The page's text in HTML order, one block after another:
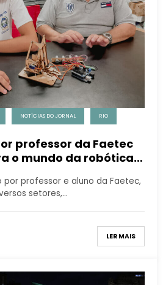
NOTÍCIAS DO JORNAL RIO
professor da Faetec
o mundo da robótica
por professor e aluno da Faetec,
setores,…
LER MAIS